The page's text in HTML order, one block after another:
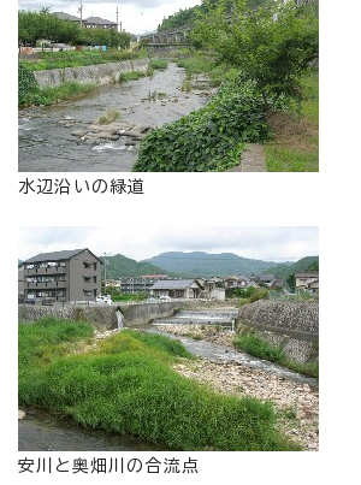
水辺沿いの緑道
安川と奥畑川の合流点